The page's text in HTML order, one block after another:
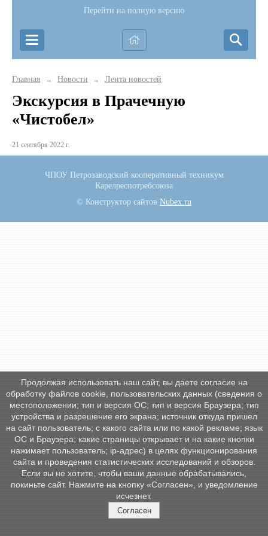
Перейти на полную версию
Главная → Новости → Лента новостей
Экскурсия в Прачечную
«Чистобел»
21 сентября 2022 г.
ЧПОУ Петрозаводский кооперативный техникум
Карелреспотребсоюза
© Конструктор сайтов Nubex.ru
Продолжая использовать наш сайт, вы даете согласие на
обработку файлов cookie, пользовательских данных (сведения о
местоположении; тип и версия ОС; тип и версия Браузера; тип
устройства и разрешение его экрана; источник откуда пришел
на сайт пользователь; с какого сайта или по какой рекламе; язык
ОС и Браузера; какие страницы открывает и на какие кнопки
нажимает пользователь; ip-адрес) в целях функционирования
сайта и проведения статистических исследований и обзоров.
Если вы не хотите, чтобы ваши данные обрабатывались,
покиньте сайт. Нажмите на кнопку «Согласен», и уведомление
исчезнет.
Согласен